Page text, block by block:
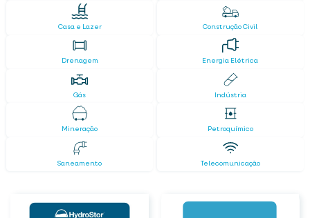
Casa e Lazer Construção Civil
Drenagem Energia Elétrica
Gás Indústria
Mineração Petroquímico
Saneamento Telecomunicação